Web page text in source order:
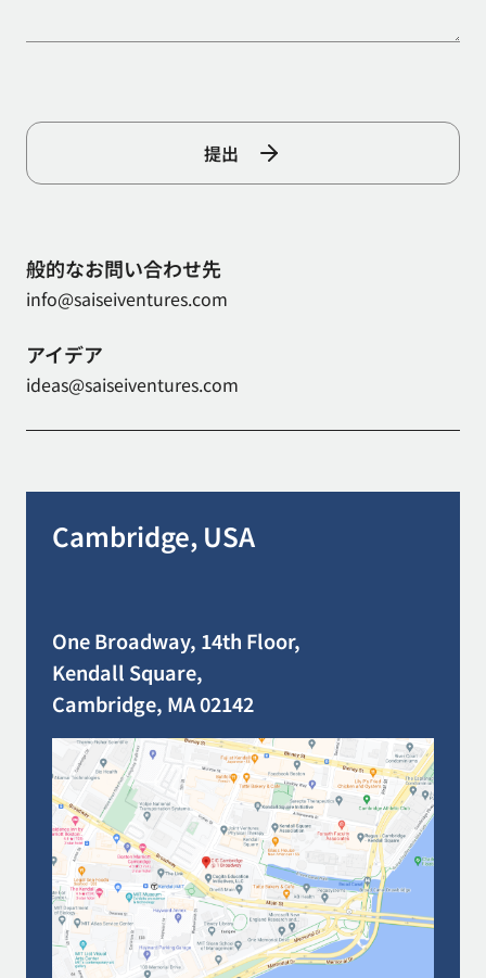
提出
般的なお問い合わせ先
info@saiseiventures.com
アイデア
ideas@saiseiventures.com
Cambridge, USA
One Broadway, 14th Floor,
Kendall Square,
Cambridge, MA 02142